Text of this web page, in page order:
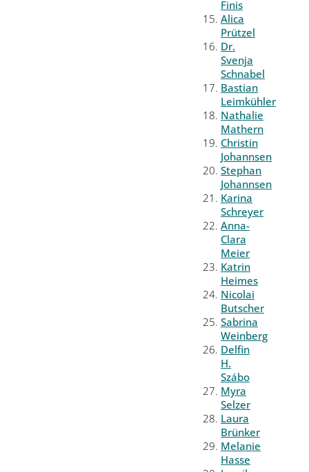
Finis
Alica
Prützel
Dr.
Svenja
Schnabel
Bastian
Leimkühler
Nathalie
Mathern
Christin
Johannsen
Stephan
Johannsen
Karina
Schreyer
Anna-
Clara
Meier
Katrin
Heimes
Nicolai
Butscher
Sabrina
Weinberg
Delfin
H.
Szábo
Myra
Selzer
Laura
Brünker
Melanie
Hasse